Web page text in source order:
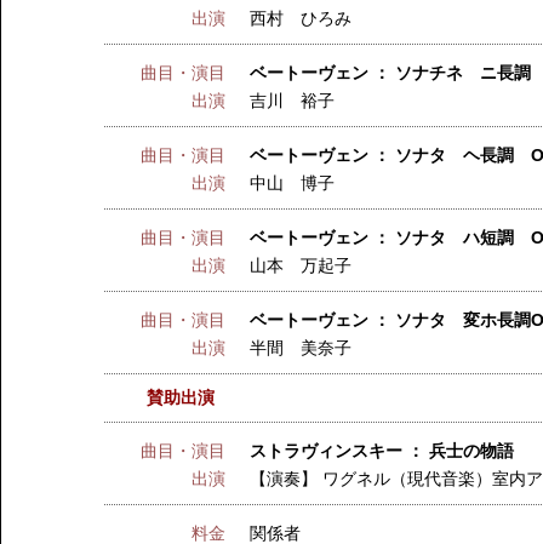
出演
西村 ひろみ
曲目・演目
ベートーヴェン ： ソナチネ ニ長
出演
吉川 裕子
曲目・演目
ベートーヴェン ： ソナタ ヘ長調
出演
中山 博子
曲目・演目
ベートーヴェン ： ソナタ ハ短調
出演
山本 万起子
曲目・演目
ベートーヴェン ： ソナタ 変ホ長調
出演
半間 美奈子
賛助出演
曲目・演目
ストラヴィンスキー ： 兵士の物語
出演
【演奏】 ワグネル（現代音楽）室内
料金
関係者